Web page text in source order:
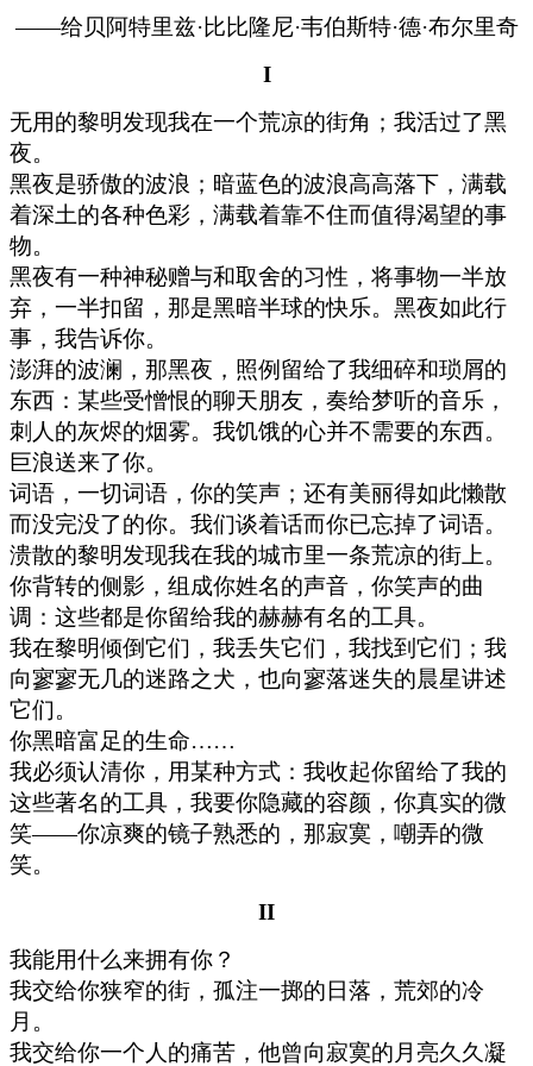
——给贝阿特里兹·比比隆尼·韦伯斯特·德·布尔里奇
I
无用的黎明发现我在一个荒凉的街角；我活过了黑
夜。
黑夜是骄傲的波浪；暗蓝色的波浪高高落下，满载
着深土的各种色彩，满载着靠不住而值得渴望的事
物。
黑夜有一种神秘赠与和取舍的习性，将事物一半放
弃，一半扣留，那是黑暗半球的快乐。黑夜如此行
事，我告诉你。
澎湃的波澜，那黑夜，照例留给了我细碎和琐屑的
东西：某些受憎恨的聊天朋友，奏给梦听的音乐，
刺人的灰烬的烟雾。我饥饿的心并不需要的东西。
巨浪送来了你。
词语，一切词语，你的笑声；还有美丽得如此懒散
而没完没了的你。我们谈着话而你已忘掉了词语。
溃散的黎明发现我在我的城市里一条荒凉的街上。
你背转的侧影，组成你姓名的声音，你笑声的曲
调：这些都是你留给我的赫赫有名的工具。
我在黎明倾倒它们，我丢失它们，我找到它们；我
向寥寥无几的迷路之犬，也向寥落迷失的晨星讲述
它们。
你黑暗富足的生命……
我必须认清你，用某种方式：我收起你留给了我的
这些著名的工具，我要你隐藏的容颜，你真实的微
笑——你凉爽的镜子熟悉的，那寂寞，嘲弄的微
笑。
II
我能用什么来拥有你？
我交给你狭窄的街，孤注一掷的日落，荒郊的冷
月。
我交给你一个人的痛苦，他曾向寂寞的月亮久久凝